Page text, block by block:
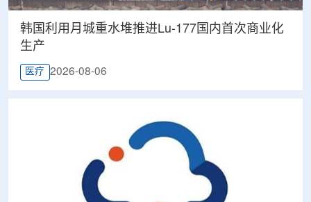
韩国利用月城重水堆推进Lu-177国内首次商业化
生产
医疗 2026-08-06